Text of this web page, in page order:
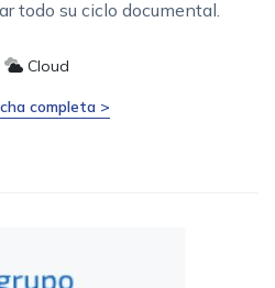
todo su ciclo documental.
Cloud
completa >